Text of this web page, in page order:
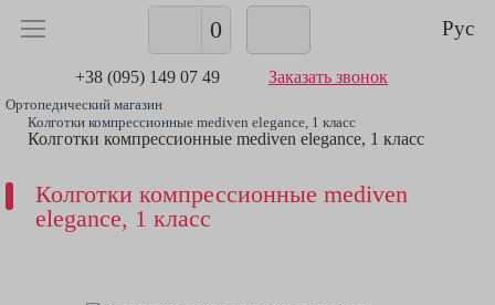
0 Рус
+38 (095) 149 07 49 Заказать звонок
Ортопедический магазин
Колготки компрессионные mediven elegance, 1 класс
Колготки компрессионные mediven elegance, 1 класс
Колготки компрессионные mediven
elegance, 1 класс